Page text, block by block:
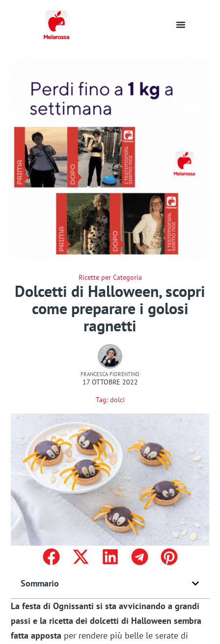
Ricette per Categoria
Dolcetti di Halloween, scopri
come preparare i golosi
ragnetti
FRANCESCA FIORENTINO
17 OTTOBRE 2022
Tag: dolci
Sommario
La festa di Ognissanti si sta avvicinando a grandi
passi e la ricetta dei dolcetti di Halloween sembra
fatta apposta per rendere più belle le serate di